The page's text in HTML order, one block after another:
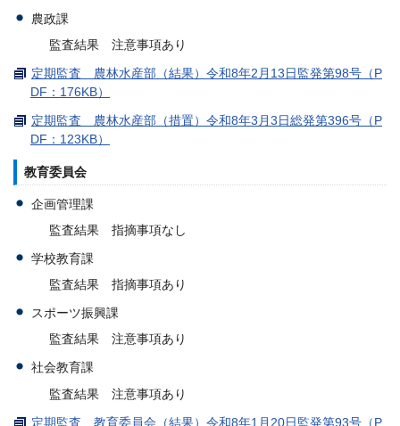
農政課
監査結果 注意事項あり
定期監査 農林水産部（結果）令和8年2月13日監発第98号（P
DF：176KB）
定期監査 農林水産部（措置）令和8年3月3日総発第396号（P
DF：123KB）
教育委員会
企画管理課
監査結果 指摘事項なし
学校教育課
監査結果 指摘事項あり
スポーツ振興課
監査結果 注意事項あり
社会教育課
監査結果 注意事項あり
定期監査 教育委員会（結果）令和8年1月20日監発第93号（P